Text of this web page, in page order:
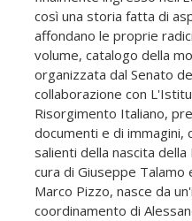
così una storia fatta di
affondano le proprie radici nei secoli.
volume, catalogo della
organizzata dal Senato
collaborazione con
Risorgimento Italiano,
documenti e di immagini,
salienti della nascita della
cura di Giuseppe Talamo
Marco Pizzo, nasce da
coordinamento di